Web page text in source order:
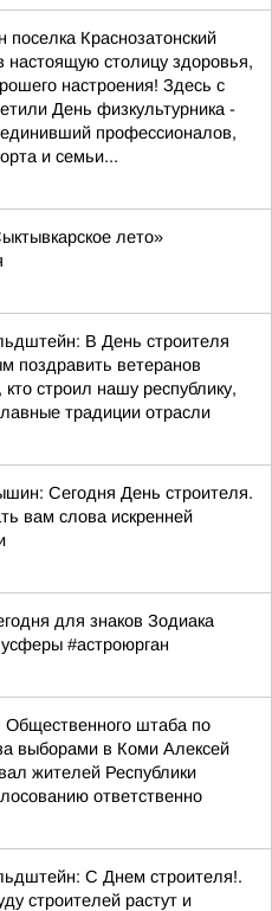
поселка Краснозатонский
настоящую столицу здоровья,
настроения! Здесь с
День физкультурника -
профессионалов,
и семьи...
лето»
В День строителя
поздравить ветеранов
кто строил нашу республику,
традиции отрасли
Сегодня День строителя.
вам слова искренней
для знаков Зодиака
#астроюрган
Общественного штаба по
выборами в Коми Алексей
жителей Республики
ответственно
С Днем строителя!.
строителей растут и